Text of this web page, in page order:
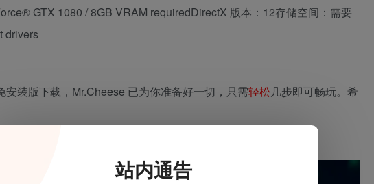
GTX 1080 / 8GB VRAM requiredDirectX 版本：12存储空间：需要
drivers
安装版下载，Mr.Cheese 已为你准备好一切，只需轻松几步即可畅玩。希
站内通告